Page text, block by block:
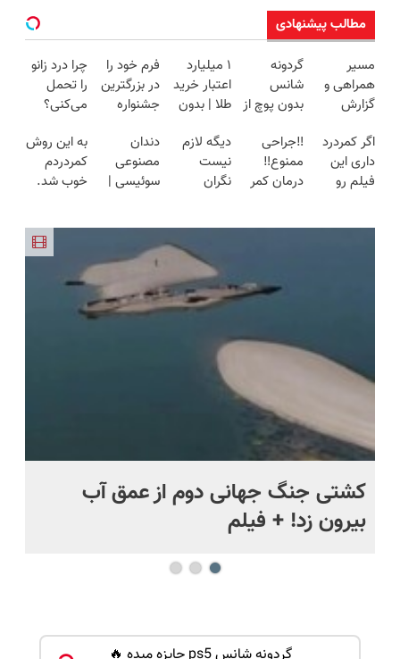
مطالب پیشنهادی
مسیر
همراهی و
گزارش
گروه اسنپ
در ۱۴۰۴
گردونه
شانس
بدون پوچ از
بیت کوین
🔥
۱ میلیارد
اعتبار خرید
طلا | بدون
چک
فرم خود را
در بزرگترین
جشنواره
تهران پر
کنید ! |
فقط ۲۵
چرا درد زانو
را تحمل
می‌کنی؟
درمنزل
درمانش کن
اگر کمردرد
داری این
فیلم رو
‼️جراحی
ممنوع‼️
درمان کمر
دیگه لازم
نیست
نگران
راهکار موثر
دندان
مصنوعی
سوئیسی |
ویزیت
رایگان+پرداخت
اقساطی😍
به این روش
کمردردم
خوب شد.
کشتی‌ جنگ جهانی دوم از عمق آب
بیرون زد! + فیلم